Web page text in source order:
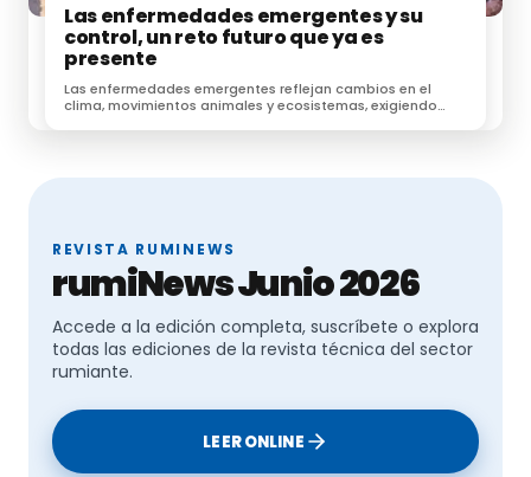
Las enfermedades emergentes y su
control, un reto futuro que ya es
presente
Las enfermedades emergentes reflejan cambios en el
clima, movimientos animales y ecosistemas, exigiendo
REVISTA RUMINEWS
rumiNews Junio 2026
Accede a la edición completa, suscríbete o explora
todas las ediciones de la revista técnica del sector
rumiante.
LEER ONLINE